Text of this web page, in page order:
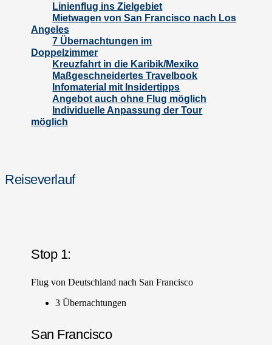
Linienflug ins Zielgebiet
Mietwagen von San Francisco nach Los
Angeles
7 Übernachtungen im
Doppelzimmer
Kreuzfahrt in die Karibik/Mexiko
Maßgeschneidertes Travelbook
Infomaterial mit Insidertipps
Angebot auch ohne Flug möglich
Individuelle Anpassung der Tour
möglich
Reiseverlauf
Stop 1:
Flug von Deutschland nach San Francisco
3 Übernachtungen
San Francisco